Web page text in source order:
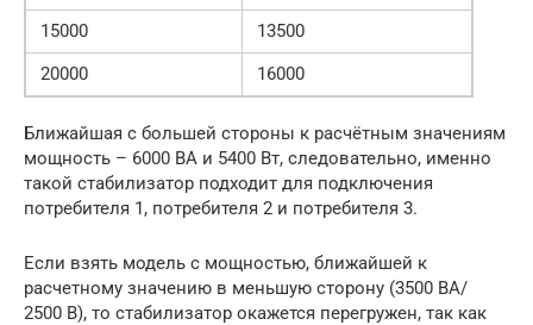
15000
13500
20000
16000
Ближайшая с большей стороны к расчётным значениям
мощность – 6000 ВА и 5400 Вт, следовательно, именно
такой стабилизатор подходит для подключения
потребителя 1, потребителя 2 и потребителя 3.
Если взять модель с мощностью, ближайшей к
расчетному значению в меньшую сторону (3500 ВА/
2500 В), то стабилизатор окажется перегружен, так как